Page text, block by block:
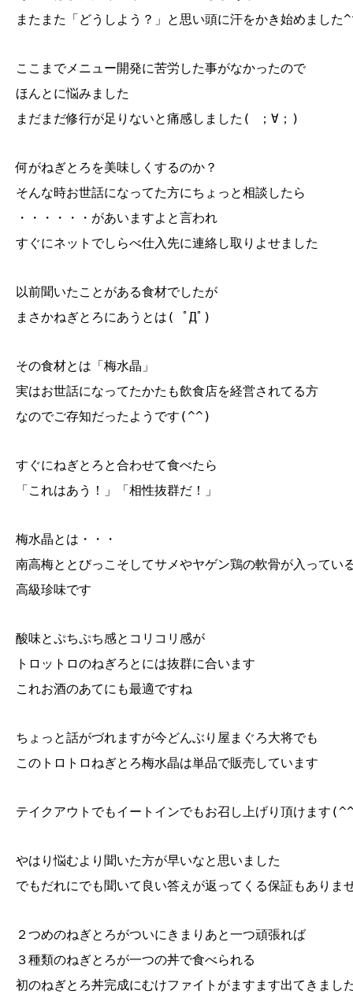
またまた「どうしよう？」と思い頭に汗をかき始めまし
ここまでメニュー開発に苦労した事がなかったので
ほんとに悩みました
まだまだ修行が足りないと痛感しました( ；∀；)
何がねぎとろを美味しくするのか？
そんな時お世話になってた方にちょっと相談したら
・・・・・・があいますよと言われ
すぐにネットでしらべ仕入先に連絡し取りよせました
以前聞いたことがある食材でしたが
まさかねぎとろにあうとは( ﾟДﾟ)
その食材とは「梅水晶」
実はお世話になってたかたも飲食店を経営されてる方
なのでご存知だったようです(^^)
すぐにねぎとろと合わせて食べたら
「これはあう！」「相性抜群だ！」
梅水晶とは・・・
南高梅ととびっこそしてサメやヤゲン鶏の軟骨が入ってい
高級珍味です
酸味とぷちぷち感とコリコリ感が
トロットロのねぎろとには抜群に合います
これお酒のあてにも最適ですね
ちょっと話がづれますが今どんぶり屋まぐろ大将でも
このトロトロねぎとろ梅水晶は単品で販売しています
テイクアウトでもイートインでもお召し上げり頂けます
やはり悩むより聞いた方が早いなと思いました
でもだれにでも聞いて良い答えが返ってくる保証もあり
２つめのねぎとろがついにきまりあと一つ頑張れば
３種類のねぎとろが一つの丼で食べられる
初のねぎとろ丼完成にむけファイトがますます出てきま